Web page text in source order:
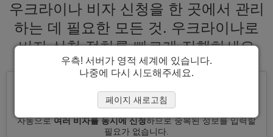
우크라이나 비자 신청을 한 곳에서 관리
하는 데 필요한 모든 것. 우크라이나로
비자 신청 절차를 빠르게 진행하세요
자동으로여러 비자를 동시에 신청하므로 중복된 정보를 입력할
필요가 없습니다.
우측! 서버가 영적 세계에 있습니다.
나중에 다시 시도해주세요.
페이지 새로고침